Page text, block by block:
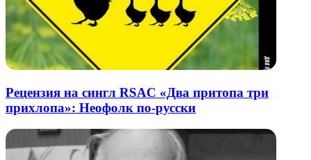
Рецензия на сингл RSAC «Два притопа три
прихлопа»: Неофолк по-русски